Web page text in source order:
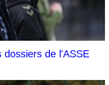
de l'ASSE